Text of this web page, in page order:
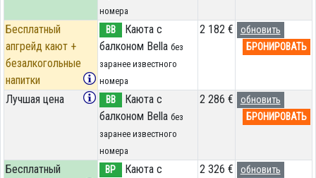
номера
Бесплатный
апгрейд кают +
безалкогольные
напитки
BB
Каюта с
балконом Bella без
заранее известного
номера
2 182 €
обновить
БРОНИРОВАТЬ
Лучшая цена BB
Каюта с
балконом Bella без
заранее известного
номера
2 286 €
обновить
БРОНИРОВАТЬ
Бесплатный
BP
Каюта с
2 326 €
обновить